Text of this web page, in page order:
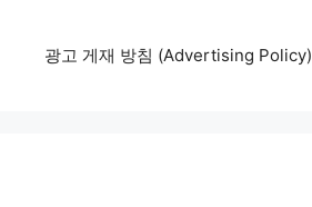
광고 게재 방침 (Advertising Policy)